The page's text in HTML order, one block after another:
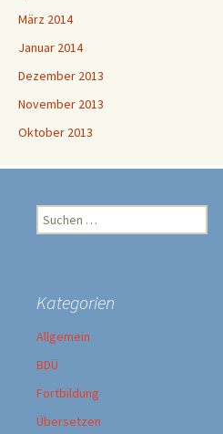
März 2014
Januar 2014
Dezember 2013
November 2013
Oktober 2013
Suchen
nach:
Kategorien
Allgemein
BDÜ
Fortbildung
Übersetzen